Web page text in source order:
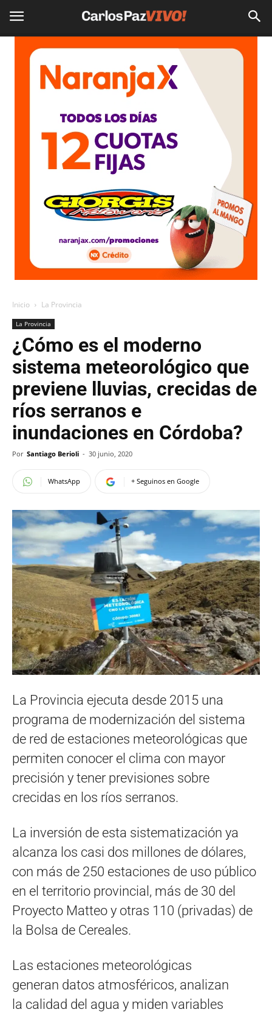
Inicio La Provincia
La Provincia
¿Cómo es el moderno
sistema meteorológico que
previene lluvias, crecidas de
ríos serranos e
inundaciones en Córdoba?
Por Santiago Berioli - 30 junio, 2020
WhatsApp + Seguinos en Google
La Provincia ejecuta desde 2015 una
programa de modernización del sistema
de red de estaciones meteorológicas que
permiten conocer el clima con mayor
precisión y tener previsiones sobre
crecidas en los ríos serranos.
La inversión de esta sistematización ya
alcanza los casi dos millones de dólares,
con más de 250 estaciones de uso público
en el territorio provincial, más de 30 del
Proyecto Matteo y otras 110 (privadas) de
la Bolsa de Cereales.
Las estaciones meteorológicas
generan datos atmosféricos, analizan
la calidad del agua y miden variables